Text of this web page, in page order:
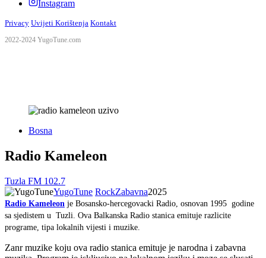
Instagram
Privacy Uvijeti Korištenja Kontakt
2022-2024 YugoTune.com
Bosna
Radio Kameleon
Tuzla FM 102.7
YugoTune RockZabavna2025
Radio Kameleon je Bosansko-hercegovacki Radio, osnovan 1995 godine
sa sjedistem u Tuzli. Ova Balkanska Radio stanica emituje razlicite
programe, tipa lokalnih vijesti i muzike.
Zanr muzike koju ova radio stanica emituje je narodna i zabavna